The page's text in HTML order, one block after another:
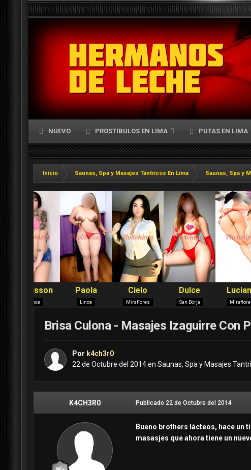
NUEVO PROSTÍBULOS EN LIMA PUTAS EN LIMA
Inicio Saunas, Spa y Masajes Tántricos En Lima Saunas, Spa y
Brisa Culona - Masajes Izaguirre Con
Por k4ch3r0
22 de Octubre del 2014en Saunas, Spa y Masajes
K4CH3R0 Publicado 22 de Octubre del 2014
Bueno brothers lácteos, hace un
masasjes que ahora tiene un